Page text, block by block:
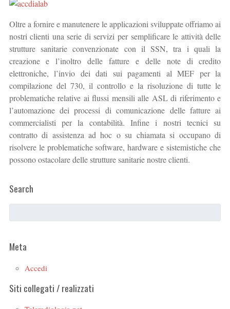
Oltre a fornire e manutenere le applicazioni sviluppate offriamo ai
nostri clienti una serie di servizi per semplificare le attività delle
strutture sanitarie convenzionate con il SSN, tra i quali la
creazione e l’inoltro delle fatture e delle note di credito
elettroniche, l’invio dei dati sui pagamenti al MEF per la
compilazione del 730, il controllo e la risoluzione di tutte le
problematiche relative ai flussi mensili alle ASL di riferimento e
l’automazione dei processi di comunicazione delle fatture ai
commercialisti per la contabilità. Infine i nostri tecnici su
contratto di assistenza ad hoc o su chiamata si occupano di
risolvere le problematiche software, hardware e sistemistiche che
possono ostacolare delle strutture sanitarie nostre clienti.
Search
Meta
Accedi
Siti collegati / realizzati